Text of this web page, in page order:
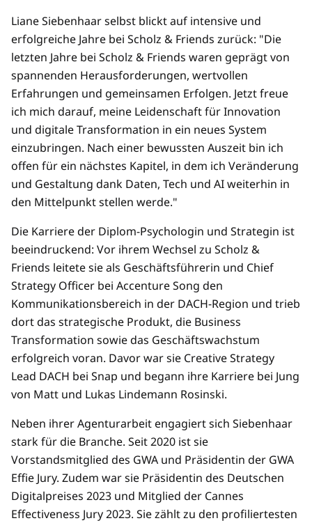
Liane Siebenhaar selbst blickt auf intensive und
erfolgreiche Jahre bei Scholz & Friends zurück: "Die
letzten Jahre bei Scholz & Friends waren geprägt von
spannenden Herausforderungen, wertvollen
Erfahrungen und gemeinsamen Erfolgen. Jetzt freue
ich mich darauf, meine Leidenschaft für Innovation
und digitale Transformation in ein neues System
einzubringen. Nach einer bewussten Auszeit bin ich
offen für ein nächstes Kapitel, in dem ich Veränderung
und Gestaltung dank Daten, Tech und AI weiterhin in
den Mittelpunkt stellen werde."
Die Karriere der Diplom-Psychologin und Strategin ist
beeindruckend: Vor ihrem Wechsel zu Scholz &
Friends leitete sie als Geschäftsführerin und Chief
Strategy Officer bei Accenture Song den
Kommunikationsbereich in der DACH-Region und trieb
dort das strategische Produkt, die Business
Transformation sowie das Geschäftswachstum
erfolgreich voran. Davor war sie Creative Strategy
Lead DACH bei Snap und begann ihre Karriere bei Jung
von Matt und Lukas Lindemann Rosinski.
Neben ihrer Agenturarbeit engagiert sich Siebenhaar
stark für die Branche. Seit 2020 ist sie
Vorstandsmitglied des GWA und Präsidentin der GWA
Effie Jury. Zudem war sie Präsidentin des Deutschen
Digitalpreises 2023 und Mitglied der Cannes
Effectiveness Jury 2023. Sie zählt zu den profiliertesten